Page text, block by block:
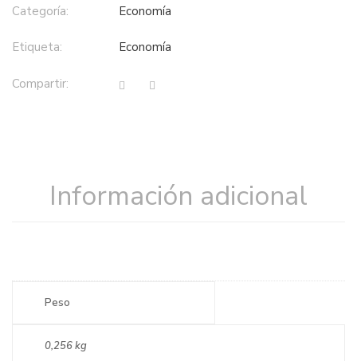
Categoría: economía
Etiqueta: economía
Compartir:
Información adicional
Peso
0,256 kg